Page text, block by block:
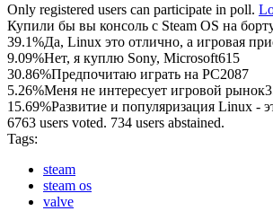
Only registered users can participate in poll.
Купили бы вы консоль с Steam OS на
39.1%Да, Linux это отлично, а игровая
9.09%Нет, я куплю Sony, Microsoft615
30.86%Предпочитаю играть на PC2087
5.26%Меня не интересует игровой рынок
15.69%Развитие и популяризация Linux -
6763 users voted. 734 users abstained.
Tags:
steam
steam os
valve